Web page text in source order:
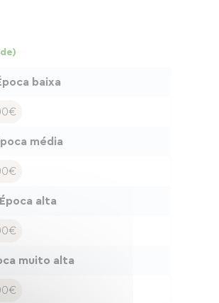
baixa
média
Época alta
muito alta